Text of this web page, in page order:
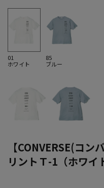
01
ホワイト
85
ブルー
【CONVERSE(コ
リントＴ-1（ホワイ